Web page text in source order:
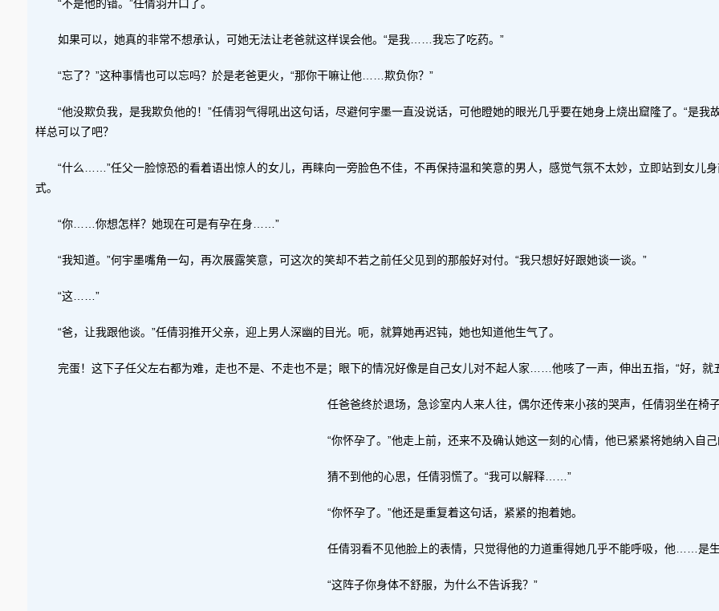
“不是他的错。”任倩羽开口了。
如果可以，她真的非常不想承认，可她无法让老爸就这样误会他。“是我……我忘了吃药。”
“忘了？”这种事情也可以忘吗？於是老爸更火，“那你干嘛让他……欺负你？”
“他没欺负我，是我欺负他的！”任倩羽气得吼出这句话，尽避何宇墨一直没说话，可他瞪她的眼光几乎要在她身上烧出窟隆了。“是我
样总可以了吧？
“什么……”任父一脸惊恐的看着语出惊人的女儿，再睐向一旁脸色不佳，不再保持温和笑意的男人，感觉气氛不太妙，立即站到女儿
式。
“你……你想怎样？她现在可是有孕在身……”
“我知道。”何宇墨嘴角一勾，再次展露笑意，可这次的笑却不若之前任父见到的那般好对付。“我只想好好跟她谈一谈。”
“这……”
“爸，让我跟他谈。”任倩羽推开父亲，迎上男人深幽的目光。呃，就算她再迟钝，她也知道他生气了。
完蛋！这下子任父左右都为难，走也不是、不走也不是；眼下的情况好像是自己女儿对不起人家……他咳了一声，伸出五指，“好，就
任爸爸终於退场，急诊室内人来人往，偶尔还传来小孩的哭声，任倩羽坐在
“你怀孕了。”他走上前，还来不及确认她这一刻的心情，他已紧紧将她纳入自己
猜不到他的心思，任倩羽慌了。“我可以解释……”
“你怀孕了。”他还是重复着这句话，紧紧的抱着她。
任倩羽看不见他脸上的表情，只觉得他的力道重得她几乎不能呼吸，他……是
“这阵子你身体不舒服，为什么不告诉我？”